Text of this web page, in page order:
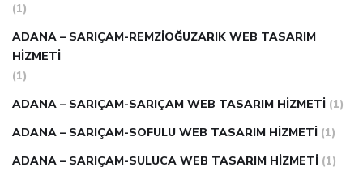
(1)
ADANA – SARIÇAM-REMZIOĞUZARIK WEB TASARIM
HIZMETI
(1)
ADANA – SARIÇAM-SARIÇAM WEB TASARIM HIZMETI (1)
ADANA – SARIÇAM-SOFULU WEB TASARIM HIZMETI (1)
ADANA – SARIÇAM-SULUCA WEB TASARIM HIZMETI (1)